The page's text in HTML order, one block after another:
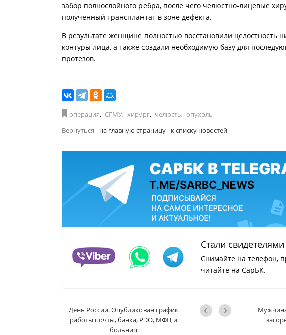
забор полнослойного ребра, после чего челюстно-лицевые
полученный трансплантат в зоне дефекта.
В результате женщине полностью восстановили целостность
контуры лица, а также создали необходимую базу для
протезов.
операция, СГМУ, хирург, челюсть, опухоль
Вернуться
на главную страницу к списку новостей
Стали
Снимайте на телефон,
читайте на СарБК.
День России. Опубликован график
работы почты, банка, РЭО, МФЦ и
больниц